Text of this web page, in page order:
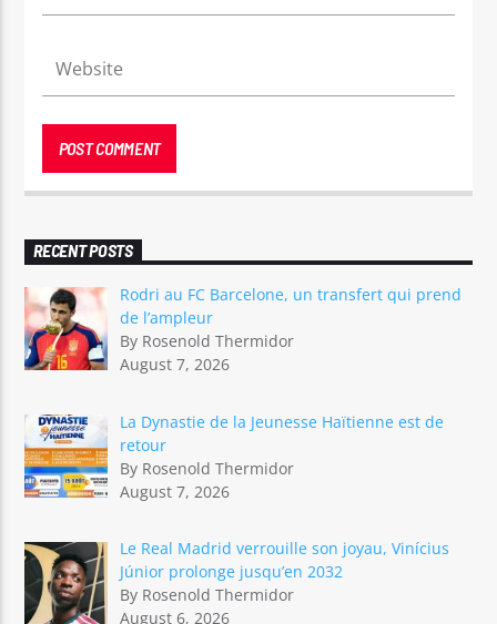
RECENT POSTS
Rodri au FC Barcelone, un transfert qui prend
de l’ampleur
By Rosenold Thermidor
August 7, 2026
La Dynastie de la Jeunesse Haïtienne est de
retour
By Rosenold Thermidor
August 7, 2026
Le Real Madrid verrouille son joyau, Vinícius
Júnior prolonge jusqu’en 2032
By Rosenold Thermidor
August 6, 2026